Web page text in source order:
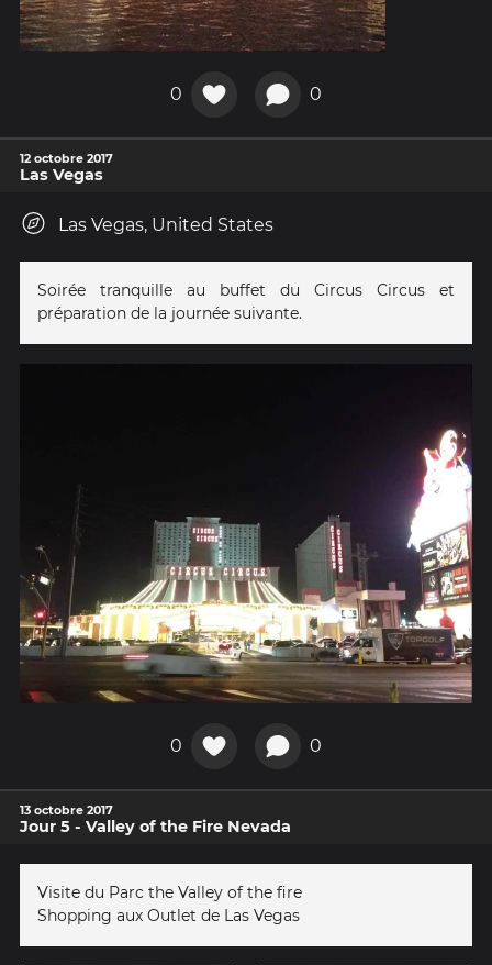
0 0
12 octobre 2017
Las Vegas
Las Vegas, United States
Soirée tranquille au buffet du Circus Circus et
préparation de la journée suivante.
0 0
13 octobre 2017
Jour 5 - Valley of the Fire Nevada
Visite du Parc the Valley of the fire
Shopping aux Outlet de Las Vegas